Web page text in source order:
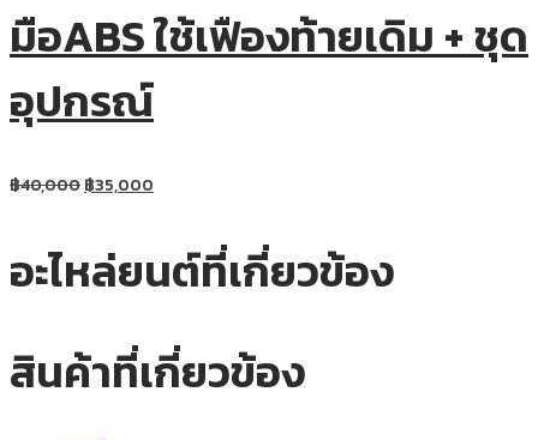
มือABS ใช้เฟืองท้ายเดิม + ชุด
อุปกรณ์
฿40,000฿35,000
อะไหล่ยนต์ที่เกี่ยวข้อง
สินค้าที่เกี่ยวข้อง